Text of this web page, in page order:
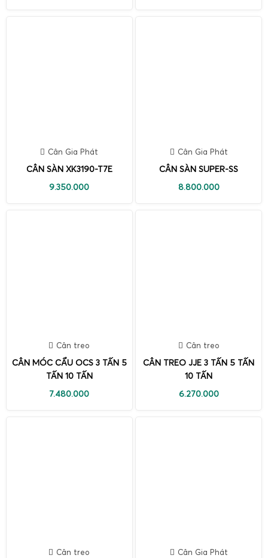
Cân Gia Phát
CÂN SÀN XK3190-T7E
9.350.000
Cân Gia Phát
CÂN SÀN SUPER-SS
8.800.000
Cân treo
CÂN MÓC CẨU OCS 3 TẤN 5
TẤN 10 TẤN
7.480.000
Cân treo
CÂN TREO JJE 3 TẤN 5 TẤN
10 TẤN
6.270.000
Cân treo Cân Gia Phát